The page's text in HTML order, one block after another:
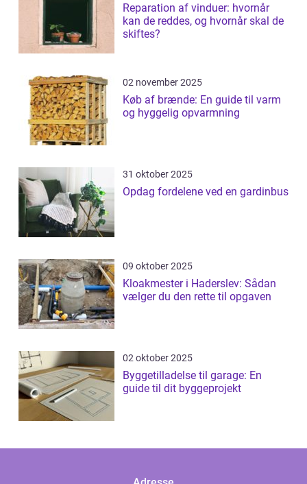
Reparation af vinduer: hvornår
kan de reddes, og hvornår skal de
skiftes?
02 november 2025
Køb af brænde: En guide til varm
og hyggelig opvarmning
31 oktober 2025
Opdag fordelene ved en gardinbus
09 oktober 2025
Kloakmester i Haderslev: Sådan
vælger du den rette til opgaven
02 oktober 2025
Byggetilladelse til garage: En
guide til dit byggeprojekt